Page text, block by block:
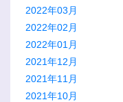
2022年03月
2022年02月
2022年01月
2021年12月
2021年11月
2021年10月